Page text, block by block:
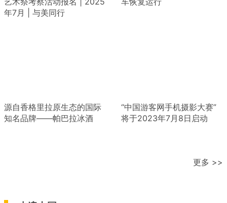
年7月 | 与美同行
源自香格里拉原生态的国际
知名品牌——帕巴拉冰酒
“中国游客网手机摄影大赛”
将于2023年7月8日启动
更多 >>